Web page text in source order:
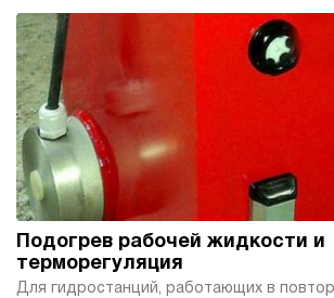
Подогрев рабочей жидкости и
терморегуляция
Для гидростанций, работающих в